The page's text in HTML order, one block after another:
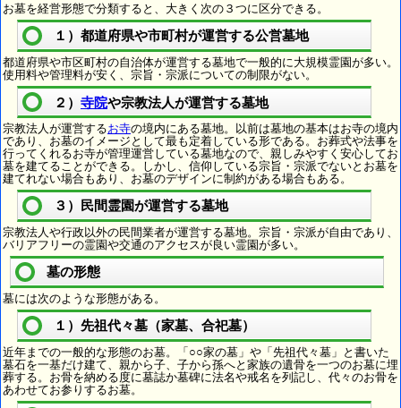
お墓を経営形態で分類すると、大きく次の３つに区分できる。
１）都道府県や市町村が運営する公営墓地
都道府県や市区町村の自治体が運営する墓地で一般的に大規模霊園が多い。
使用料や管理料が安く、宗旨・宗派についての制限がない。
２） 寺院や宗教法人が運営する墓地
宗教法人が運営するお寺の境内にある墓地。以前は墓地の基本はお寺の境内
であり、お墓のイメージとして最も定着している形である。お葬式や法事を
行ってくれるお寺が管理運営している墓地なので、親しみやすく安心してお
墓を建てることができる。しかし、信仰している宗旨・宗派でないとお墓を
建てれない場合もあり、お墓のデザインに制約がある場合もある。
３）民間霊園が運営する墓地
宗教法人や行政以外の民間業者が運営する墓地。宗旨・宗派が自由であり、
バリアフリーの霊園や交通のアクセスが良い霊園が多い。
墓の形態
墓には次のような形態がある。
１）先祖代々墓（家墓、合祀墓）
近年までの一般的な形態のお墓。「○○家の墓」や「先祖代々墓」と書いた
墓石を一基だけ建て、親から子、子から孫へと家族の遺骨を一つのお墓に埋
葬する。お骨を納める度に墓誌か墓碑に法名や戒名を列記し、代々のお骨を
あわせてお参りするお墓。